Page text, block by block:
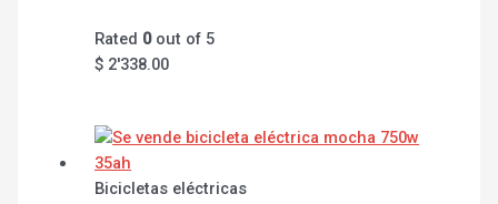
Rated 0out of 5
$ 2'338.00
Bicicletas eléctricas